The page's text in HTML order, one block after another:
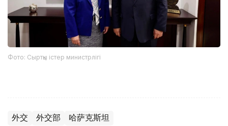
Фото: Сыртқы істер министрлігі
外交 外交部 哈萨克斯坦